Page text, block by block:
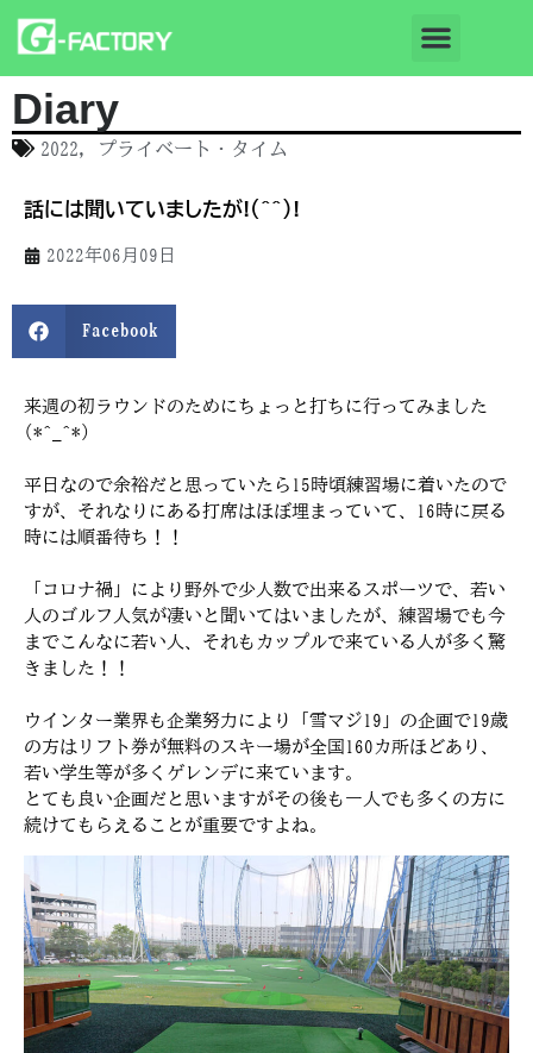
Diary
2022, プライベート・タイム
話には聞いていましたが!(^^)!
2022年06月09日
Facebook
来週の初ラウンドのためにちょっと打ちに行ってみました
(*^_^*)
平日なので余裕だと思っていたら15時頃練習場に着いたので
すが、それなりにある打席はほぼ埋まっていて、16時に戻る
時には順番待ち！！
「コロナ禍」により野外で少人数で出来るスポーツで、若い
人のゴルフ人気が凄いと聞いてはいましたが、練習場でも今
までこんなに若い人、それもカップルで来ている人が多く驚
きました！！
ウインター業界も企業努力により「雪マジ19」の企画で19歳
の方はリフト券が無料のスキー場が全国160カ所ほどあり、
若い学生等が多くゲレンデに来ています。
とても良い企画だと思いますがその後も一人でも多くの方に
続けてもらえることが重要ですよね。